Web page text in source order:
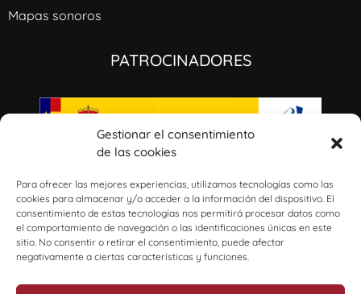
Gestionar el consentimiento
de las cookies
Para ofrecer las mejores experiencias, utilizamos tecnologías como las
cookies para almacenar y/o acceder a la información del dispositivo. El
consentimiento de estas tecnologías nos permitirá procesar datos como
el comportamiento de navegación o las identificaciones únicas en este
sitio. No consentir o retirar el consentimiento, puede afectar
negativamente a ciertas características y funciones.
Mapas sonoros
PATROCINADORES